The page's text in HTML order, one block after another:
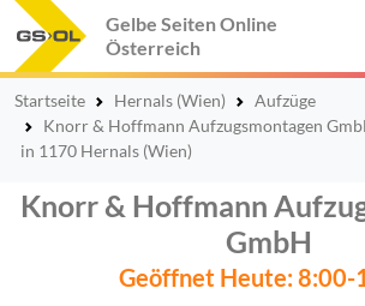
Gelbe Seiten Online
Österreich
Startseite Hernals (Wien)
Aufzüge
Knorr & Hoffmann Aufzugsmontagen
in 1170 Hernals (Wien)
Knorr & Hoffmann
GmbH
Geöffnet Heute: 8:00-